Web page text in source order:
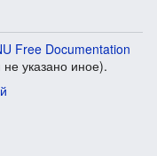
Free Documentation
не указано иное).